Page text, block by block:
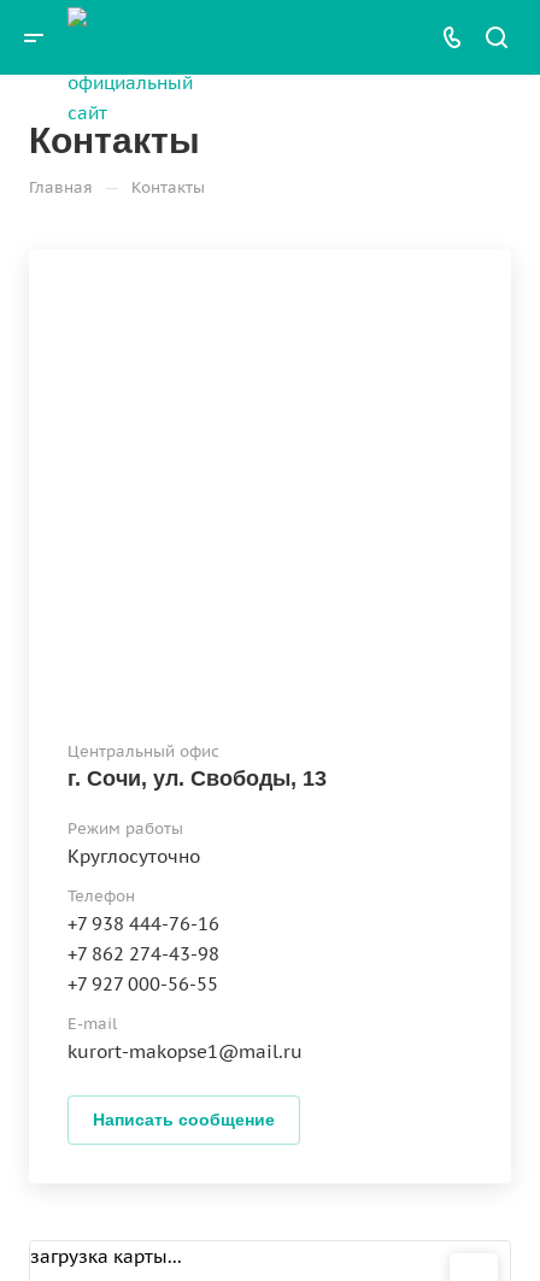
Контакты
Главная — Контакты
загрузка карты...
Центральный офис
г. Сочи, ул. Свободы, 13
Режим работы
Круглосуточно
Телефон
+7 938 444-76-16
+7 862 274-43-98
+7 927 000-56-55
E-mail
kurort-makopse1@mail.ru
Написать сообщение